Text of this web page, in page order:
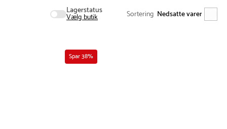
Lagerstatus
Vælg butik Sortering
Spar 38%